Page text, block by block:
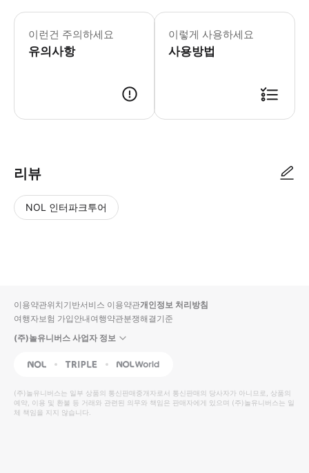
이런건 주의하세요
유의사항
필수 정보를 입력하지 않으면 예약이
이렇게 사용하세요
사용방법
리뷰
NOL 인터파크투어
입니
다.
높
은
순
동
영
상
순
상
이용약관위치기반서비스 이용약관개인정보 처리방침
여행자보험 가입안내여행약관분쟁해결기준
(주)놀유니버스 사업자 정보
NOL Triple Interpark Global
(주)놀유니버스는 일부 상품의 통신판매중개자로서 통신판매의 당사자가 아니므로, 상품의
예약, 이용 및 환불 등 거래와 관련된 의무와 책임은 판매자에게 있으며 (주)놀유니버스는 일
체 책임을 지지 않습니다.